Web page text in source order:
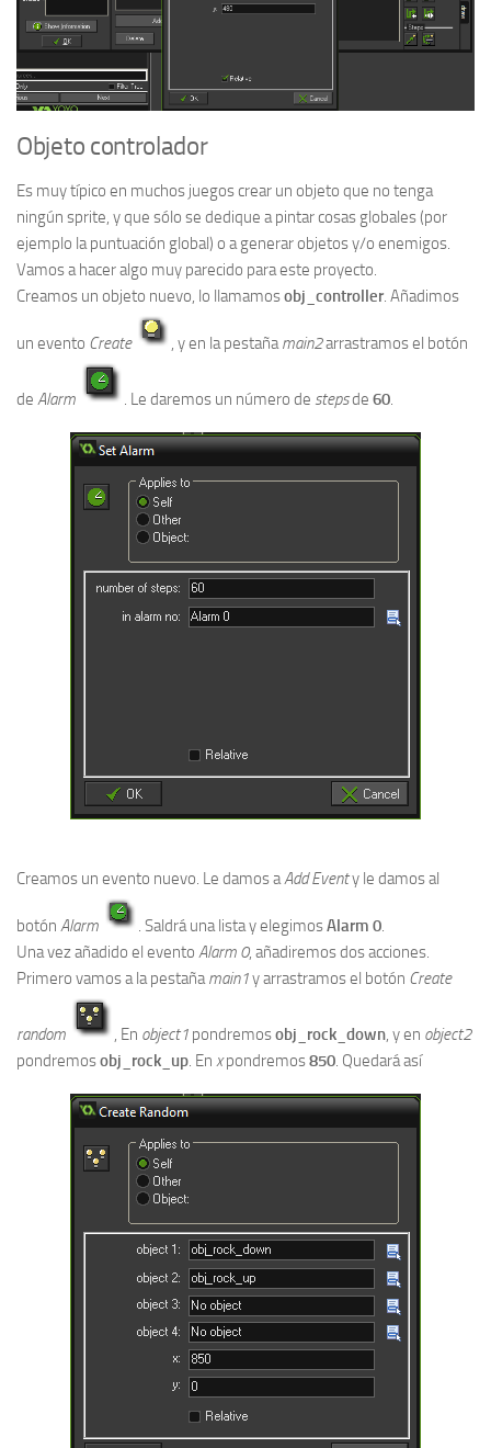
Objeto controlador
Es muy típico en muchos juegos crear un objeto que no tenga
ningún sprite, y que sólo se dedique a pintar cosas globales (por
ejemplo la puntuación global) o a generar objetos y/o enemigos.
Vamos a hacer algo muy parecido para este proyecto.
Creamos un objeto nuevo, lo llamamosobj_controller. Añadimos
un evento Create , y en la pestañamain2arrastramos el botón
de Alarm . Le daremos un número de stepsde 60.
Creamos un evento nuevo. Le damos aAdd Eventy le damos al
botón Alarm . Saldrá una lista y elegimosAlarm 0.
Una vez añadido el evento Alarm 0, añadiremos dos acciones.
Primero vamos a la pestañamain1y arrastramos el botón Create
random , En object1 pondremosobj_rock_down, y en object2
pondremosobj_rock_up. En xpondremos850. Quedará así